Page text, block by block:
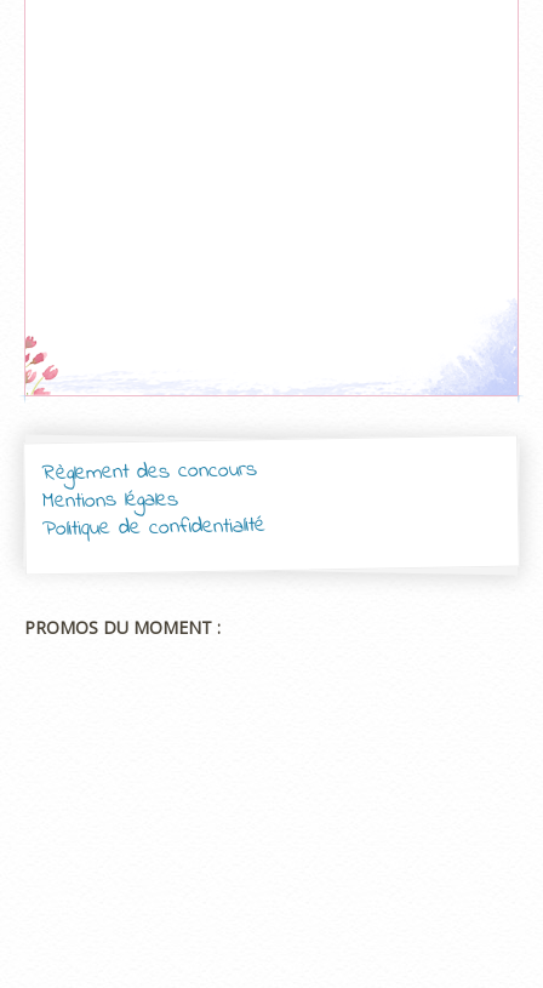
Règlement des concours
Mentions légales
Politique de confidentialité
PROMOS DU MOMENT :